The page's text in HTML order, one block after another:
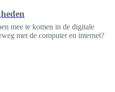
mee te komen in de digitale
met de computer en internet?